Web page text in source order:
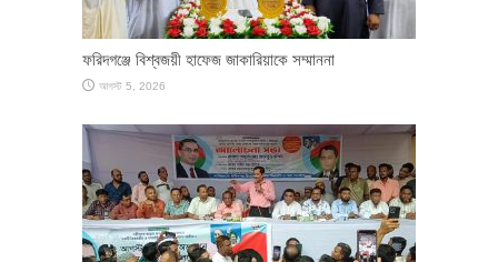
ফরিদগঞ্জে বিশ্বজয়ী হাফেজ জাকারিয়াকে সম্মাননা
আগস্ট 5, 2026